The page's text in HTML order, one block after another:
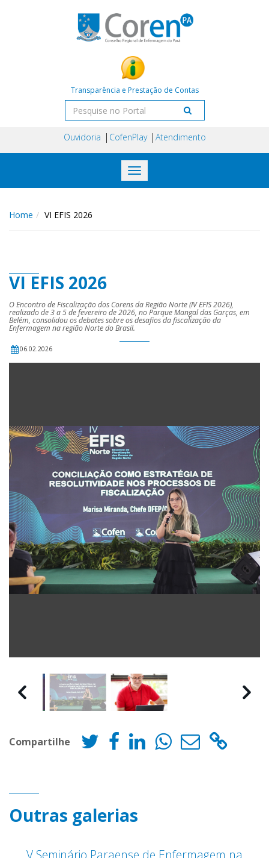
Transparência e Prestação de Contas
Ouvidoria CofenPlay Atendimento
Toggle
navigation
Home VI EFIS 2026
VI EFIS 2026
O Encontro de Fiscalização dos Corens da Região Norte (IV EFIS 2026),
realizado de 3 a 5 de fevereiro de 2026, no Parque Mangal das Garças, em
Belém, consolidou os debates sobre os desafios da fiscalização da
Enfermagem na região Norte do Brasil.
06.02.2026
Compartilhe
Outras galerias